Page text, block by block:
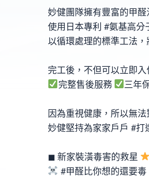
妙健團隊擁有豐富的甲醛
使用日本專利 #氨基高分
以循環處理的標準工法
完工後，不但可以立即
完整售後服務
三年
因為重視健康，所以無
妙健堅持為家家戶戶 #打
◼ 新家裝潢毒害的救星
#甲醛比你想的還要毒